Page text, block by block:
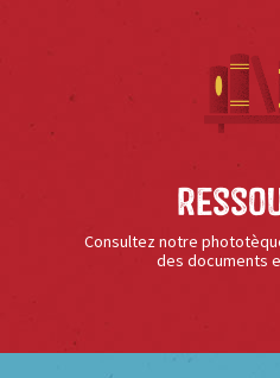
Consultez notre
des documents